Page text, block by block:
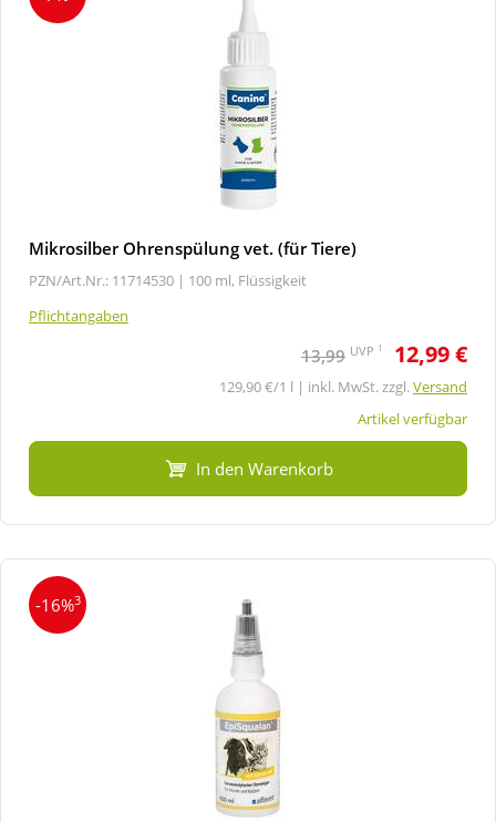
Mikrosilber Ohrenspülung vet. (für Tiere)
PZN/Art.Nr.: 11714530 | 100 ml, Flüssigkeit
Pflichtangaben
13,99 UVP 1 12,99 €
129,90 €/1 l | inkl. MwSt. zzgl.Versand
Artikel verfügbar
In den Warenkorb
-16%3